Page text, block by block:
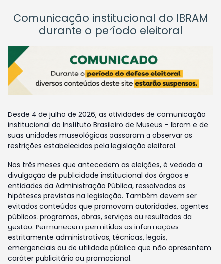
Comunicação institucional do IBRAM
durante o período eleitoral
Desde 4 de julho de 2026, as atividades de comunicação
institucional do Instituto Brasileiro de Museus – Ibram e de
suas unidades museológicas passaram a observar as
restrições estabelecidas pela legislação eleitoral.
Nos três meses que antecedem as eleições, é vedada a
divulgação de publicidade institucional dos órgãos e
entidades da Administração Pública, ressalvadas as
hipóteses previstas na legislação. Também devem ser
evitados conteúdos que promovam autoridades, agentes
públicos, programas, obras, serviços ou resultados da
gestão. Permanecem permitidas as informações
estritamente administrativas, técnicas, legais,
emergenciais ou de utilidade pública que não apresentem
caráter publicitário ou promocional.